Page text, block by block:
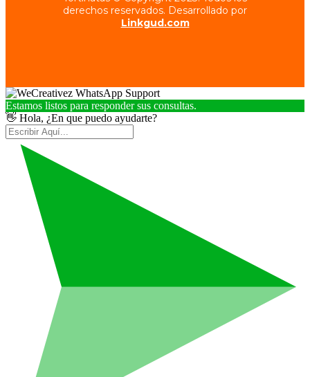
derechos reservados. Desarrollado por
Linkgud.com
Estamos listos para responder sus consultas.
👋 Hola, ¿En que puedo ayudarte?